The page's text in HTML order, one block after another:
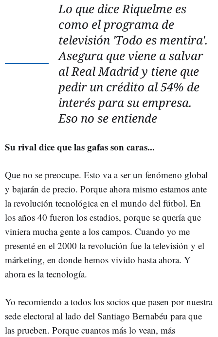
Lo que dice Riquelme es
como el programa de
televisión 'Todo es mentira'.
Asegura que viene a salvar
al Real Madrid y tiene que
pedir un crédito al 54% de
interés para su empresa.
Eso no se entiende
Su rival dice que las gafas son caras...
Que no se preocupe. Esto va a ser un fenómeno global
y bajarán de precio. Porque ahora mismo estamos ante
la revolución tecnológica en el mundo del fútbol. En
los años 40 fueron los estadios, porque se quería que
viniera mucha gente a los campos. Cuando yo me
presenté en el 2000 la revolución fue la televisión y el
márketing, en donde hemos vivido hasta ahora. Y
ahora es la tecnología.
Yo recomiendo a todos los socios que pasen por nuestra
sede electoral al lado del Santiago Bernabéu para que
las prueben. Porque cuantos más lo vean, más